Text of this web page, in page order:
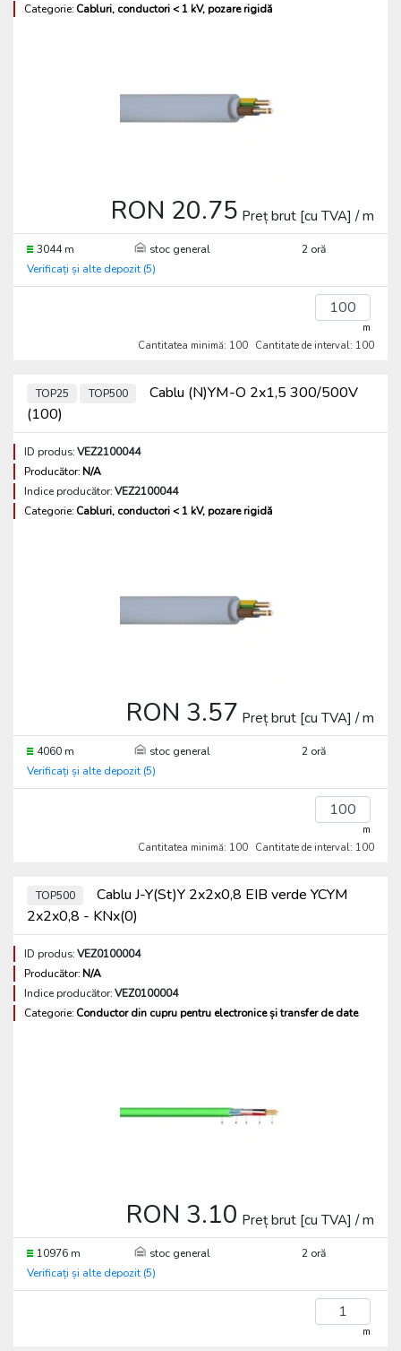
Categorie: Cabluri, conductori < 1 kV, pozare rigidă
RON 20.75 Preț brut [cu TVA] / m
3044 m stoc general
2 oră
Verificați și alte depozit (5)
m
Cantitatea minimă: 100 Cantitate de interval: 100
TOP25 TOP500
Cablu (N)YM-O 2x1,5 300/500V
(100)
ID produs:VEZ2100044
Producător:N/A
Indice producător:VEZ2100044
Categorie: Cabluri, conductori < 1 kV, pozare rigidă
RON 3.57 Preț brut [cu TVA] / m
4060 m stoc general
2 oră
Verificați și alte depozit (5)
m
Cantitatea minimă: 100 Cantitate de interval: 100
TOP500
Cablu J-Y(St)Y 2x2x0,8 EIB verde YCYM
2x2x0,8 - KNx(0)
ID produs:VEZ0100004
Producător:N/A
Indice producător:VEZ0100004
Categorie: Conductor din cupru pentru electronice și transfer de date
RON 3.10 Preț brut [cu TVA] / m
10976 m stoc general
2 oră
Verificați și alte depozit (5)
m